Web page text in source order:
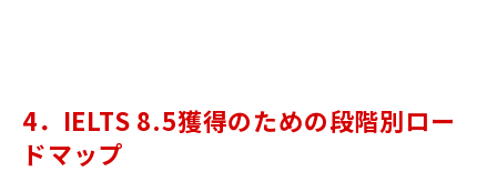
4．IELTS 8.5獲得のための段階別ロー
ドマップ